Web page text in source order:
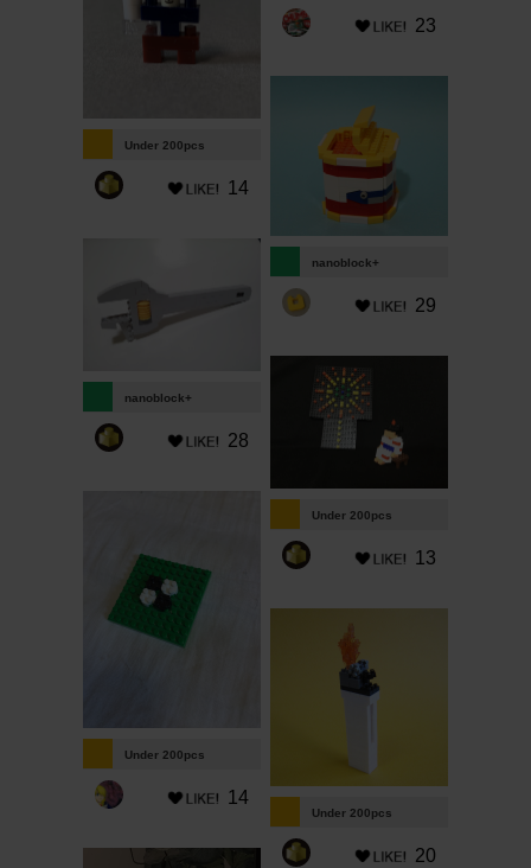
23
Under 200pcs
14
nanoblock+
29
nanoblock+
28
Under 200pcs
13
Under 200pcs
14
Under 200pcs
20